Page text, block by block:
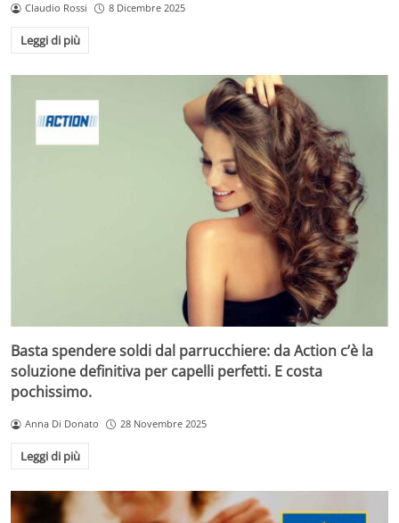
Claudio Rossi 8 Dicembre 2025
Leggi di più
Basta spendere soldi dal parrucchiere: da Action c’è la
soluzione definitiva per capelli perfetti. E costa
pochissimo.
Anna Di Donato 28 Novembre 2025
Leggi di più